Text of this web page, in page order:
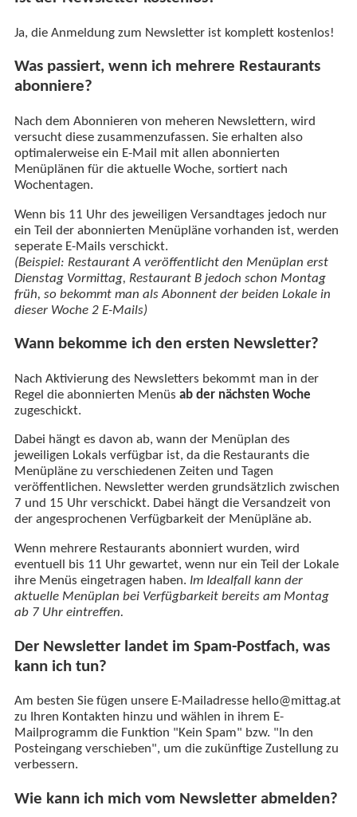
Ja, die Anmeldung zum Newsletter ist komplett kostenlos!
Was passiert, wenn ich mehrere Restaurants
abonniere?
Nach dem Abonnieren von meheren Newslettern, wird
versucht diese zusammenzufassen. Sie erhalten also
optimalerweise ein E-Mail mit allen abonnierten
Menüplänen für die aktuelle Woche, sortiert nach
Wochentagen.
Wenn bis 11 Uhr des jeweiligen Versandtages jedoch nur
ein Teil der abonnierten Menüpläne vorhanden ist, werden
seperate E-Mails verschickt.
(Beispiel: Restaurant A veröffentlicht den Menüplan erst
Dienstag Vormittag, Restaurant B jedoch schon Montag
früh, so bekommt man als Abonnent der beiden Lokale in
dieser Woche 2 E-Mails)
Wann bekomme ich den ersten Newsletter?
Nach Aktivierung des Newsletters bekommt man in der
Regel die abonnierten Menüs ab der nächsten Woche
zugeschickt.
Dabei hängt es davon ab, wann der Menüplan des
jeweiligen Lokals verfügbar ist, da die Restaurants die
Menüpläne zu verschiedenen Zeiten und Tagen
veröffentlichen. Newsletter werden grundsätzlich zwischen
7 und 15 Uhr verschickt. Dabei hängt die Versandzeit von
der angesprochenen Verfügbarkeit der Menüpläne ab.
Wenn mehrere Restaurants abonniert wurden, wird
eventuell bis 11 Uhr gewartet, wenn nur ein Teil der Lokale
ihre Menüs eingetragen haben. Im Idealfall kann der
aktuelle Menüplan bei Verfügbarkeit bereits am Montag
ab 7 Uhr eintreffen.
Der Newsletter landet im Spam-Postfach, was
kann ich tun?
Am besten Sie fügen unsere E-Mailadresse hello@mittag.at
zu Ihren Kontakten hinzu und wählen in ihrem E-
Mailprogramm die Funktion "Kein Spam" bzw. "In den
Posteingang verschieben", um die zukünftige Zustellung zu
verbessern.
Wie kann ich mich vom Newsletter abmelden?